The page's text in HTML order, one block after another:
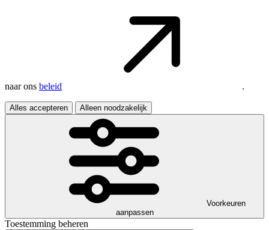
naar ons beleid .
Alles accepteren Alleen noodzakelijk
Voorkeuren
aanpassen
Toestemming beheren